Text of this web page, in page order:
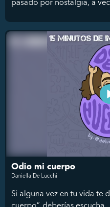
Odio mi cuerpo
Daniella De Lucchi
Si alguna vez en tu vida te